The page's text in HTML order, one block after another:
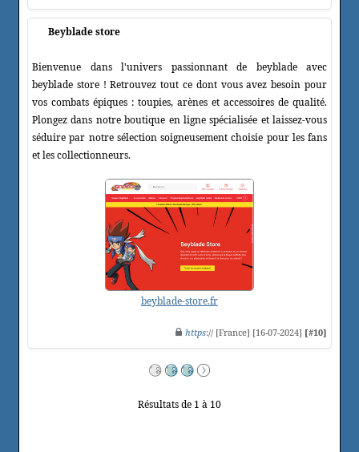
Beyblade store
Bienvenue dans l'univers passionnant de beyblade avec
beyblade store ! Retrouvez tout ce dont vous avez besoin pour
vos combats épiques : toupies, arènes et accessoires de qualité.
Plongez dans notre boutique en ligne spécialisée et laissez-vous
séduire par notre sélection soigneusement choisie pour les fans
et les collectionneurs.
beyblade-store.fr
https:// [France] [16-07-2024] [#10]
Résultats de 1 à 10